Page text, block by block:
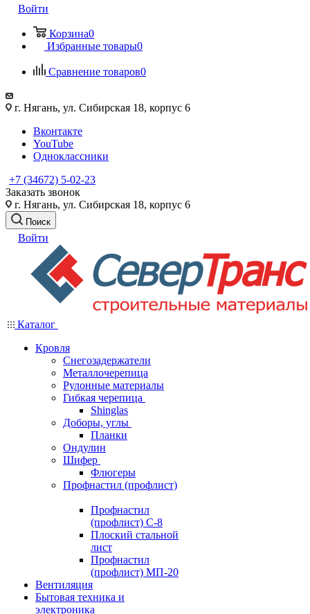
Войти
Корзина0
Избранные товары0
Сравнение товаров0
г. Нягань, ул. Сибирская 18, корпус 6
Вконтакте
YouTube
Одноклассники
+7 (34672) 5-02-23
Заказать звонок
г. Нягань, ул. Сибирская 18, корпус 6
Поиск
Войти
Каталог
Кровля
Снегозадержатели
Металлочерепица
Рулонные материалы
Гибкая черепица
Shinglas
Доборы, углы
Планки
Ондулин
Шифер
Флюгеры
Профнастил (профлист)
Профнастил
(профлист) С-8
Плоский стальной
лист
Профнастил
(профлист) МП-20
Вентиляция
Бытовая техника и
электроника